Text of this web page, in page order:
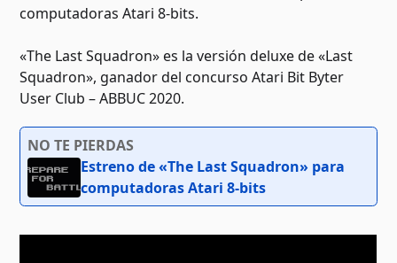
computadoras Atari 8-bits.
«The Last Squadron» es la versión deluxe de «Last
Squadron», ganador del concurso Atari Bit Byter
User Club – ABBUC 2020.
NO TE PIERDAS
Estreno de «The Last Squadron» para
computadoras Atari 8-bits